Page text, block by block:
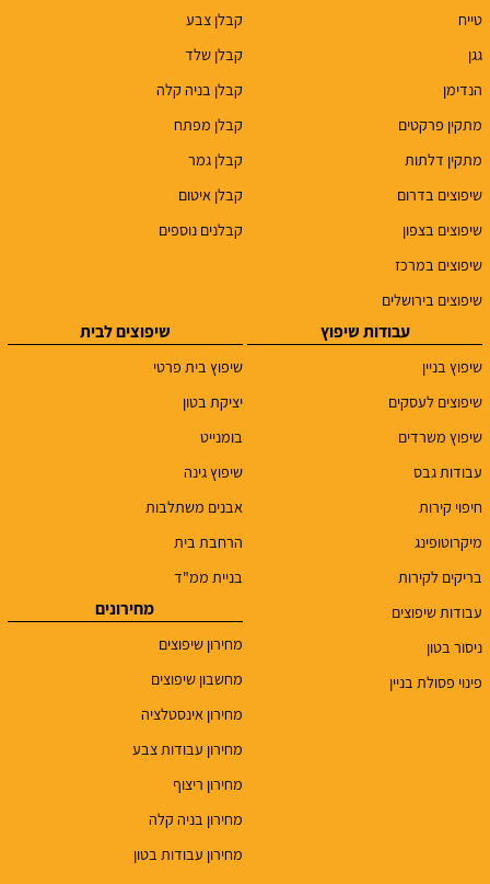
טייח
גגן
הנדימן
מתקין פרקטים
מתקין דלתות
שיפוצים בדרום
שיפוצים בצפון
שיפוצים במרכז
שיפוצים בירושלים
קבלן צבע
קבלן שלד
קבלן בניה קלה
קבלן מפתח
קבלן גמר
קבלן איטום
קבלנים נוספים
עבודות שיפוץ
שיפוץ בניין
שיפוצים לעסקים
שיפוץ משרדים
עבודות גבס
חיפוי קירות
מיקרוטופינג
בריקים לקירות
עבודות שיפוצים
ניסור בטון
פינוי פסולת בניין
שיפוצים לבית
שיפוץ בית פרטי
יציקת בטון
בומנייט
שיפוץ גינה
אבנים משתלבות
הרחבת בית
בניית ממ"ד
מחירונים
מחירון שיפוצים
מחשבון שיפוצים
מחירון אינסטלציה
מחירון עבודות צבע
מחירון ריצוף
מחירון בניה קלה
מחירון עבודות בטון